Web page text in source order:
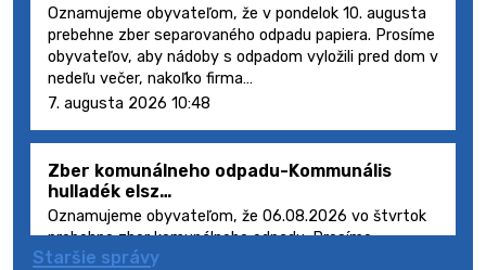
Oznamujeme obyvateľom, že v pondelok 10. augusta
prebehne zber separovaného odpadu papiera. Prosíme
obyvateľov, aby nádoby s odpadom vyložili pred dom v
nedeľu večer, nakoľko firma…
7. augusta 2026 10:48
Zber komunálneho odpadu-Kommunális
hulladék elsz…
Oznamujeme obyvateľom, že 06.08.2026 vo štvrtok
prebehne zber komunálneho odpadu. Prosíme
obyvateľov, aby smetné nádoby s odpadom vyložili
Staršie správy